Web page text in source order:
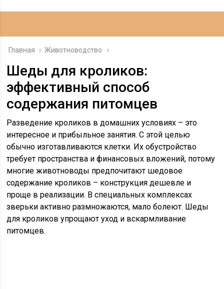
Главная › Животноводство
Шеды для кроликов:
эффективный способ
содержания питомцев
Разведение кроликов в домашних условиях – это
интересное и прибыльное занятия. С этой целью
обычно изготавливаются клетки. Их обустройство
требует пространства и финансовых вложений, потому
многие животноводы предпочитают шедовое
содержание кроликов – конструкция дешевле и
проще в реализации. В специальных комплексах
зверьки активно размножаются, мало болеют. Шеды
для кроликов упрощают уход и вскармливание
питомцев.